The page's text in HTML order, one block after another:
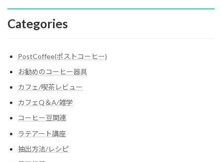
Categories
PostCoffee(ポストコーヒー)
お勧めのコーヒー器具
カフェ/喫茶レビュー
カフェQ＆A/雑学
コーヒー豆関連
ラテアート講座
抽出方法/レシピ